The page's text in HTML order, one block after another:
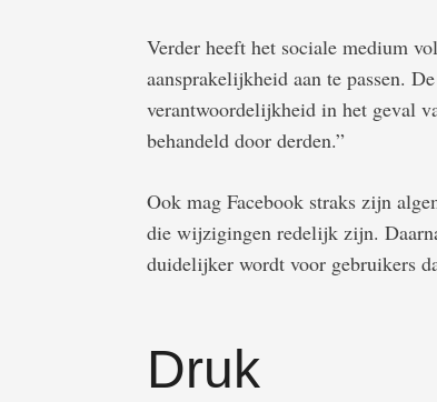
Verder heeft het sociale medium
aansprakelijkheid aan te passen.
verantwoordelijkheid in het geval
behandeld door derden.”
Ook mag Facebook straks zijn
die wijzigingen redelijk zijn.
duidelijker wordt voor gebruikers
Druk